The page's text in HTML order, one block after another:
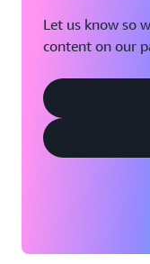
Let us know so
content on our